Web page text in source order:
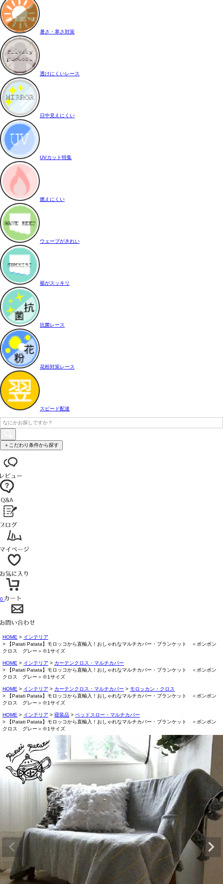
暑さ・寒さ対策
透けにくいレース
日中見えにくい
UVカット特集
燃えにくい
ウェーブがきれい
裾がスッキリ
抗菌レース
花粉対策レース
スピード配達
＋こだわり条件から探す
0
HOME
インテリア
【Patati Patata】モロッコから直輸入！おしゃれなマルチカバー・ブランケット ＜ボンボン
クロス グレー＞※1サイズ
HOME インテリア
カーテンクロス・マルチカバー
【Patati Patata】モロッコから直輸入！おしゃれなマルチカバー・ブランケット ＜ボンボン
クロス グレー＞※1サイズ
HOME インテリア カーテンクロス・マルチカバー
モロッカン・クロス
【Patati Patata】モロッコから直輸入！おしゃれなマルチカバー・ブランケット ＜ボンボン
クロス グレー＞※1サイズ
HOME インテリア 寝装品
ベッドスロー・マルチカバー
【Patati Patata】モロッコから直輸入！おしゃれなマルチカバー・ブランケット ＜ボンボン
クロス グレー＞※1サイズ